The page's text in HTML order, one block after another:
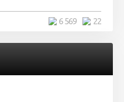
22
6 569